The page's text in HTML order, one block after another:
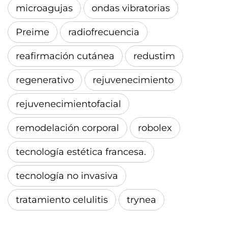
microagujas ondas vibratorias
Preime radiofrecuencia
reafirmación cutánea redustim
regenerativo rejuvenecimiento
rejuvenecimientofacial
remodelación corporal robolex
tecnología estética francesa.
tecnología no invasiva
tratamiento celulitis trynea